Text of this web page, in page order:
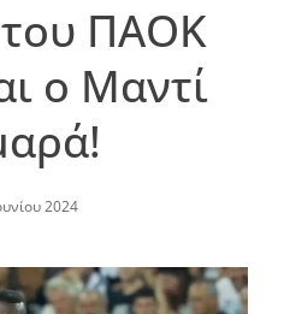
του ΠΑΟΚ
ο Μαντί
2024